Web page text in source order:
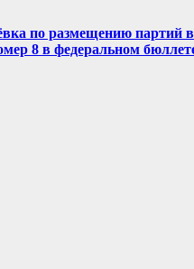
по размещению партий
8 в федеральном